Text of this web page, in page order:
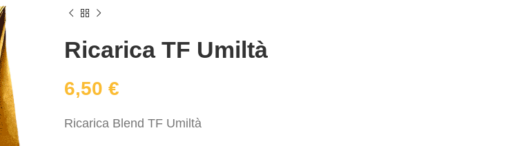
Ricarica TF Umiltà
6,50 €
Ricarica Blend TF Umiltà